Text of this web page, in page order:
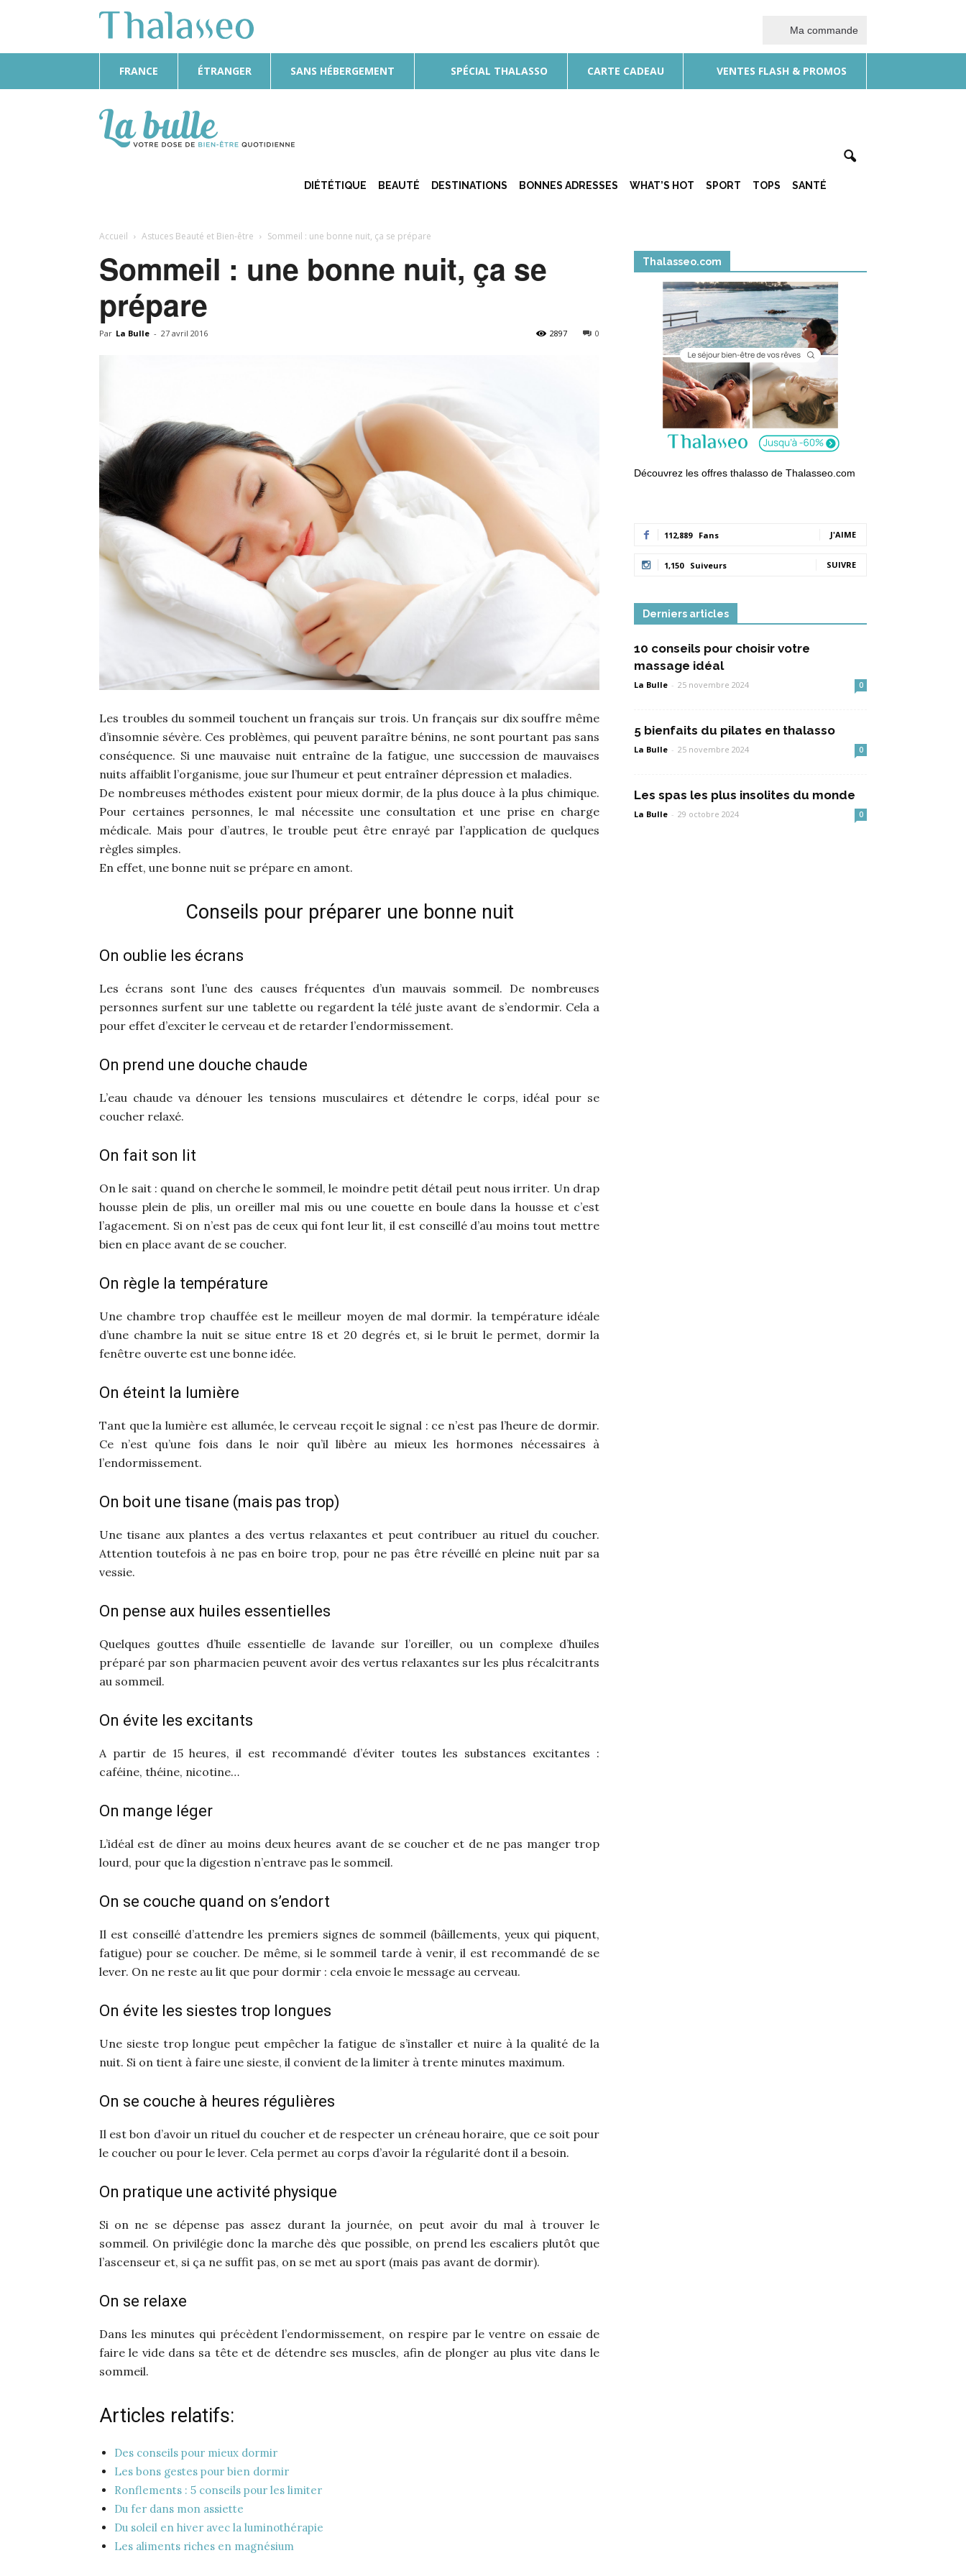
Ma commande
FRANCE ÉTRANGER SANS HÉBERGEMENT SPÉCIAL THALASSO CARTE CADEAU VENTES FLASH & PROMOS
Bulle
DIÉTÉTIQUE BEAUTÉ DESTINATIONS BONNES ADRESSES WHAT’S HOT SPORT TOPS SANTÉ
Accueil Astuces Beauté et Bien-être Sommeil : une bonne nuit, ça se prépare
Sommeil : une bonne nuit, ça se
prépare
Par La Bulle - 27 avril 2016 0
2897
Les troubles du sommeil touchent un français sur trois. Un français sur dix souffre même
d’insomnie sévère. Ces problèmes, qui peuvent paraître bénins, ne sont pourtant pas sans
conséquence. Si une mauvaise nuit entraîne de la fatigue, une succession de mauvaises
nuits affaiblit l’organisme, joue sur l’humeur et peut entraîner dépression et maladies.
De nombreuses méthodes existent pour mieux dormir, de la plus douce à la plus chimique.
Pour certaines personnes, le mal nécessite une consultation et une prise en charge
médicale. Mais pour d’autres, le trouble peut être enrayé par l’application de quelques
règles simples.
En effet, une bonne nuit se prépare en amont.
Conseils pour préparer une bonne nuit
On oublie les écrans
Les écrans sont l’une des causes fréquentes d’un mauvais sommeil. De nombreuses
personnes surfent sur une tablette ou regardent la télé juste avant de s’endormir. Cela a
pour effet d’exciter le cerveau et de retarder l’endormissement.
On prend une douche chaude
L’eau chaude va dénouer les tensions musculaires et détendre le corps, idéal pour se
coucher relaxé.
On fait son lit
On le sait : quand on cherche le sommeil, le moindre petit détail peut nous irriter. Un drap
housse plein de plis, un oreiller mal mis ou une couette en boule dans la housse et c’est
l’agacement. Si on n’est pas de ceux qui font leur lit, il est conseillé d’au moins tout mettre
bien en place avant de se coucher.
On règle la température
Une chambre trop chauffée est le meilleur moyen de mal dormir. la température idéale
d’une chambre la nuit se situe entre 18 et 20 degrés et, si le bruit le permet, dormir la
fenêtre ouverte est une bonne idée.
On éteint la lumière
Tant que la lumière est allumée, le cerveau reçoit le signal : ce n’est pas l’heure de dormir.
Ce n’est qu’une fois dans le noir qu’il libère au mieux les hormones nécessaires à
l’endormissement.
On boit une tisane (mais pas trop)
Une tisane aux plantes a des vertus relaxantes et peut contribuer au rituel du coucher.
Attention toutefois à ne pas en boire trop, pour ne pas être réveillé en pleine nuit par sa
vessie.
On pense aux huiles essentielles
Quelques gouttes d’huile essentielle de lavande sur l’oreiller, ou un complexe d’huiles
préparé par son pharmacien peuvent avoir des vertus relaxantes sur les plus récalcitrants
au sommeil.
On évite les excitants
A partir de 15 heures, il est recommandé d’éviter toutes les substances excitantes :
caféine, théine, nicotine…
On mange léger
L’idéal est de dîner au moins deux heures avant de se coucher et de ne pas manger trop
lourd, pour que la digestion n’entrave pas le sommeil.
On se couche quand on s’endort
Il est conseillé d’attendre les premiers signes de sommeil (bâillements, yeux qui piquent,
fatigue) pour se coucher. De même, si le sommeil tarde à venir, il est recommandé de se
lever. On ne reste au lit que pour dormir : cela envoie le message au cerveau.
On évite les siestes trop longues
Une sieste trop longue peut empêcher la fatigue de s’installer et nuire à la qualité de la
nuit. Si on tient à faire une sieste, il convient de la limiter à trente minutes maximum.
On se couche à heures régulières
Il est bon d’avoir un rituel du coucher et de respecter un créneau horaire, que ce soit pour
le coucher ou pour le lever. Cela permet au corps d’avoir la régularité dont il a besoin.
On pratique une activité physique
Si on ne se dépense pas assez durant la journée, on peut avoir du mal à trouver le
sommeil. On privilégie donc la marche dès que possible, on prend les escaliers plutôt que
l’ascenseur et, si ça ne suffit pas, on se met au sport (mais pas avant de dormir).
On se relaxe
Dans les minutes qui précèdent l’endormissement, on respire par le ventre on essaie de
faire le vide dans sa tête et de détendre ses muscles, afin de plonger au plus vite dans le
sommeil.
Articles relatifs:
Des conseils pour mieux dormir
Les bons gestes pour bien dormir
Ronflements : 5 conseils pour les limiter
Du fer dans mon assiette
Du soleil en hiver avec la luminothérapie
Les aliments riches en magnésium
Thalasseo.com
Découvrez les offres thalasso de Thalasseo.com
112,889 Fans J'AIME
1,150 Suiveurs SUIVRE
Derniers articles
10 conseils pour choisir votre
massage idéal
La Bulle - 25 novembre 2024 0
5 bienfaits du pilates en thalasso
La Bulle - 25 novembre 2024 0
Les spas les plus insolites du monde
La Bulle - 29 octobre 2024 0